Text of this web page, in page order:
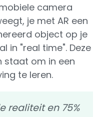
camera
je met AR een
object op je
in "real time". Deze
staat om in een
te leren.
realiteit en 75%